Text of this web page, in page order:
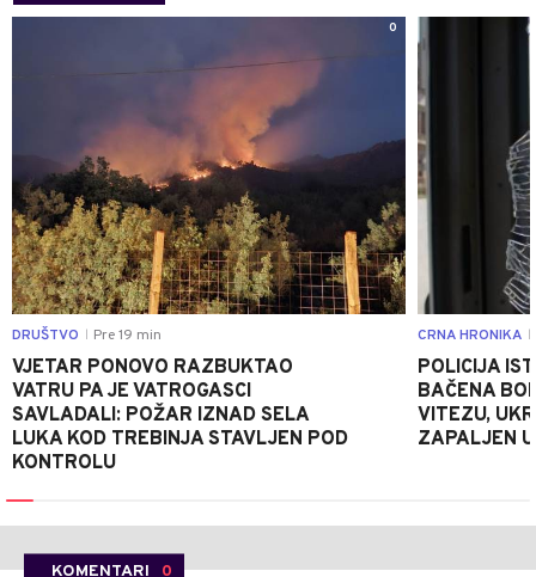
0
DRUŠTVO Pre 19 min
VJETAR PONOVO RAZBUKTAO
VATRU PA JE VATROGASCI
SAVLADALI: POŽAR IZNAD SELA
LUKA KOD TREBINJA STAVLJEN POD
KONTROLU
CRNA HRONIKA
POLICIJA
BAČENA
VITEZU,
ZAPALJEN
KOMENTARI 0